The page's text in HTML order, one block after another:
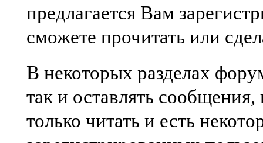
предлагается Вам
сможете прочитать или
В некоторых разделах
так и оставлять
только читать и есть